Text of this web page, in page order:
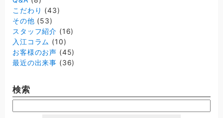
こだわり (43)
その他 (53)
スタッフ紹介 (16)
入江コラム (10)
お客様のお声 (45)
最近の出来事 (36)
検索